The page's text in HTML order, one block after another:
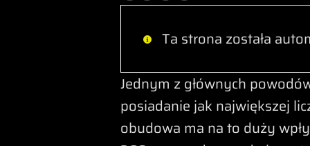
Ta strona została
Jednym z głównych
posiadanie jak największej
obudowa ma na to duży